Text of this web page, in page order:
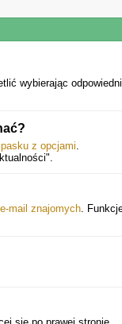
wybierając
pasku z opcjami.
mail znajomych.